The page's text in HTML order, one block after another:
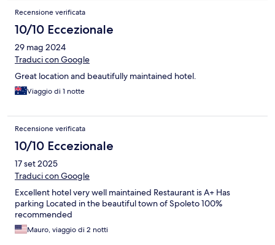
Recensione verificata
10/10 Eccezionale
29 mag 2024
Traduci con Google
Great location and beautifully maintained hotel.
Viaggio di 1 notte
Recensione verificata
10/10 Eccezionale
17 set 2025
Traduci con Google
Excellent hotel very well maintained Restaurant is A+ Has
parking Located in the beautiful town of Spoleto 100%
recommended
Mauro, viaggio di 2 notti